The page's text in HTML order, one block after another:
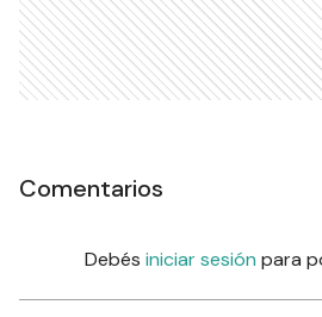
Comentarios
Debés iniciar sesión para